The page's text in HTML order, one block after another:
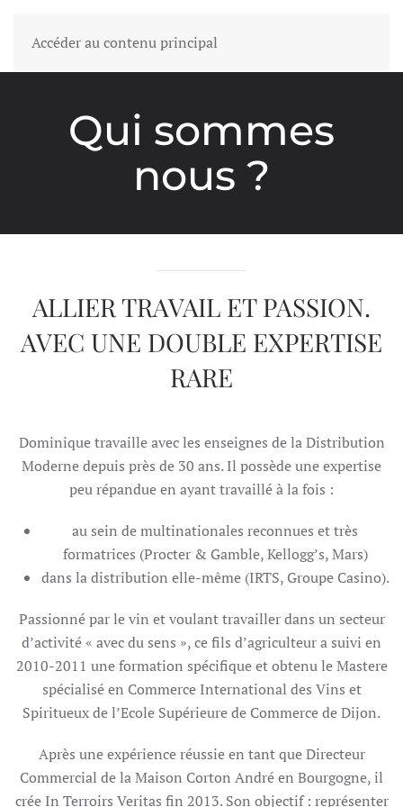
Accéder au contenu principal
Qui sommes
nous ?
ALLIER TRAVAIL ET PASSION.
AVEC UNE DOUBLE EXPERTISE
RARE
Dominique travaille avec les enseignes de la Distribution
Moderne depuis près de 30 ans. Il possède une expertise
peu répandue en ayant travaillé à la fois :
au sein de multinationales reconnues et très
formatrices (Procter & Gamble, Kellogg’s, Mars)
dans la distribution elle-même (IRTS, Groupe Casino).
Passionné par le vin et voulant travailler dans un secteur
d’activité « avec du sens », ce fils d’agriculteur a suivi en
2010-2011 une formation spécifique et obtenu le Mastere
spécialisé en Commerce International des Vins et
Spiritueux de l’Ecole Supérieure de Commerce de Dijon.
Après une expérience réussie en tant que Directeur
Commercial de la Maison Corton André en Bourgogne, il
crée In Terroirs Veritas fin 2013. Son objectif : représenter